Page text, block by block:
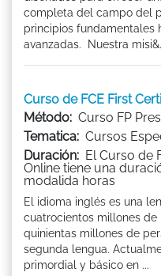
completa del campo del
principios fundamentales
avanzadas. Nuestra
Curso de FCE First
Método: Curso FP
Tematica: Cursos
Duración: El Curso de
Online tiene una
modalida horas
El idioma inglés es una
cuatrocientos millones
quinientas millones de
segunda lengua.
primordial y básico en ...